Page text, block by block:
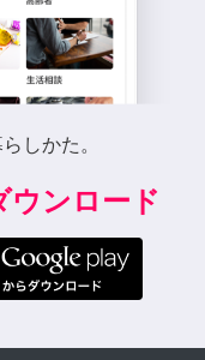
しかた。
ウンロード